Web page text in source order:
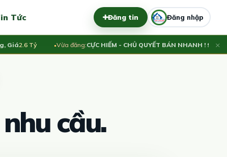
Tức Đăng tin Đăng nhập
2.6 Tỷ Vừa đăng:CỰC HIẾM - CHỦ QUYẾT BÁN NHANH ! 90M² THỔ
×
cầu.